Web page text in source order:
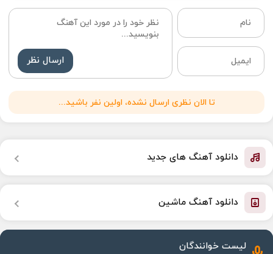
ارسال نظر
تا الان نظری ارسال نشده، اولین نفر باشید...
دانلود آهنگ های جدید
دانلود آهنگ ماشین
لیست خوانندگان